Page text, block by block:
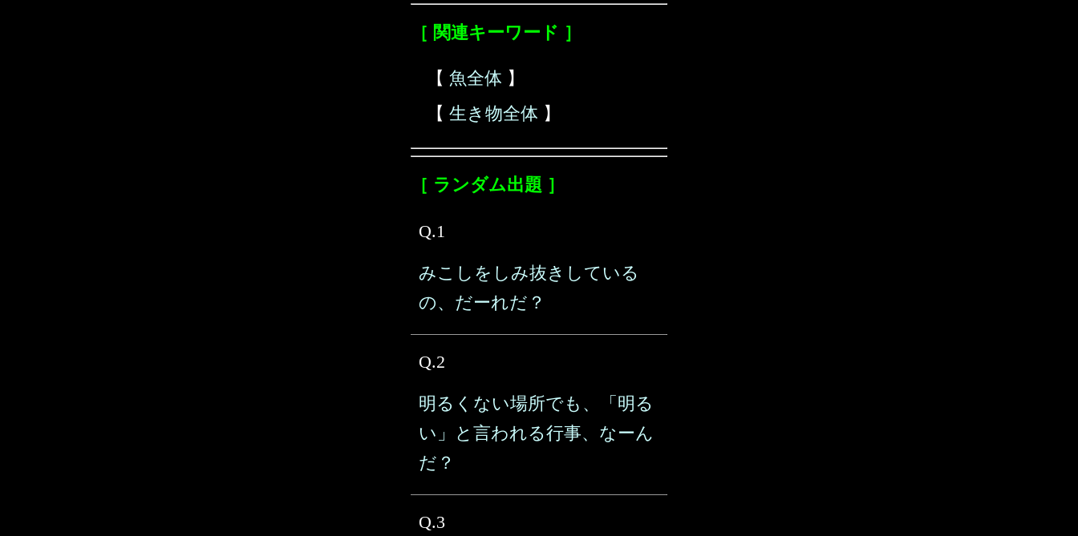
［ 関連キーワード ］
【 魚全体 】
【 生き物全体 】
［ ランダム出題 ］
Q.1
みこしをしみ抜きしている
の、だーれだ？
Q.2
明るくない場所でも、「明る
い」と言われる行事、なーん
だ？
Q.3